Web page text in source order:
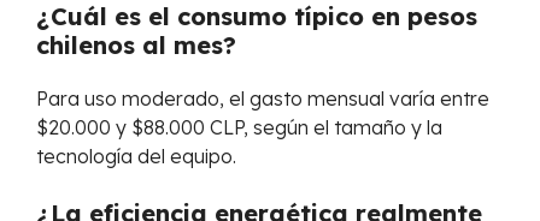
¿Cuál es el consumo típico en pesos
chilenos al mes?
Para uso moderado, el gasto mensual varía entre
$20.000 y $88.000 CLP, según el tamaño y la
tecnología del equipo.
¿La eficiencia energética realmente